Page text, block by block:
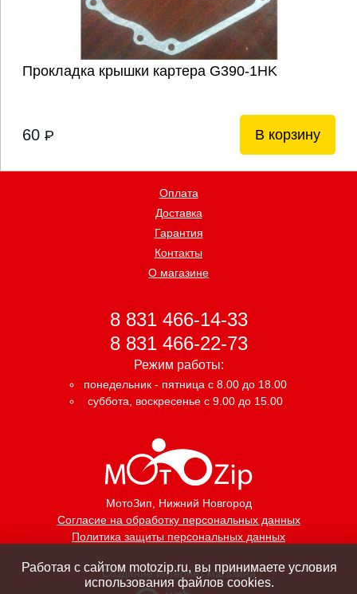
Прокладка крышки картера G390-1HK
60 P В корзину
МотоЗип, Нижний Новгород
Согласие на обработку персональных данных
Политика защиты персональных данных
Оплата
Доставка
Гарантия
Контакты
О магазине
8 831 466-14-33
8 831 466-22-73
Режим работы:
понедельник - пятница с 8.00 до 18.00
суббота, воскресенье с 9.00 до 15.00
Создание интернет магазина
Работая с сайтом motozip.ru, вы принимаете условия
использования файлов cookies.